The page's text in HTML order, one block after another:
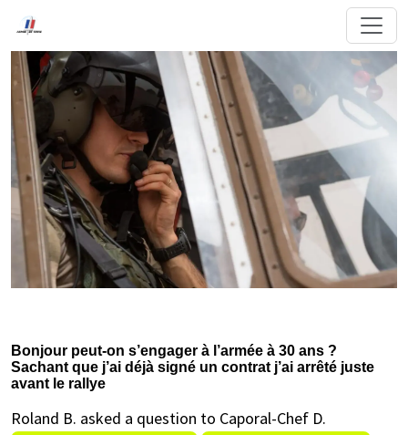
Bonjour peut-on s’engager à l’armée à 30 ans ?
Sachant que j’ai déjà signé un contrat j’ai arrêté juste
avant le rallye
Roland B. asked a question to Caporal-Chef D.